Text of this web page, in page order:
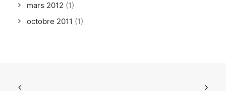
mars 2012 (1)
octobre 2011 (1)